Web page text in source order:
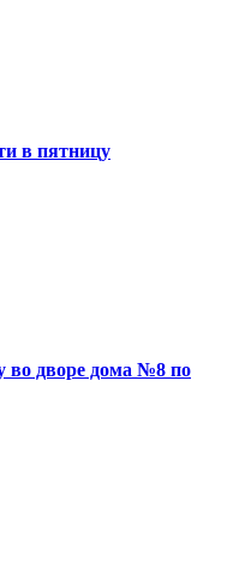
в пятницу
во дворе дома №8 по